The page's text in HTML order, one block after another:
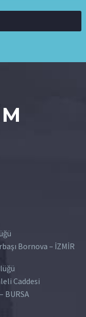
Bornova – İZMİR
Caddesi
BURSA